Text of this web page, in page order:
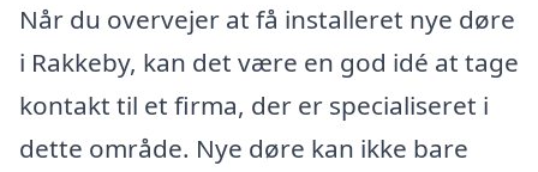
Når du overvejer at få installeret nye døre
i Rakkeby, kan det være en god idé at tage
kontakt til et firma, der er specialiseret i
dette område. Nye døre kan ikke bare